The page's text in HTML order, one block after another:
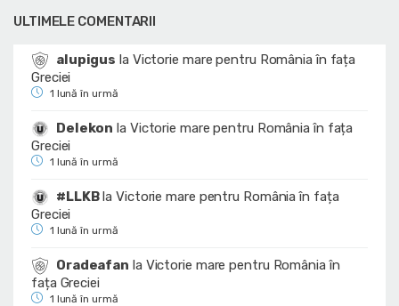
ULTIMELE COMENTARII
alupigus la Victorie mare pentru România în fața
Greciei
1 lună în urmă
Delekon la Victorie mare pentru România în fața
Greciei
1 lună în urmă
#LLKBlaVictorie mare pentru România în fața
Greciei
1 lună în urmă
Oradeafan la Victorie mare pentru România în
fața Greciei
1 lună în urmă